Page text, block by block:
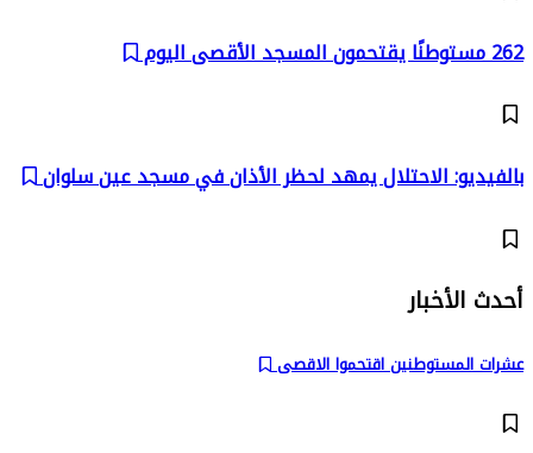
262 مستوطنًا يقتحمون المسجد الأقصى اليوم
بالفيديو: الاحتلال يمهد لحظر الأذان في مسجد عين سلوان
أحدث الأخبار
عشرات المستوطنين اقتحموا الاقصى